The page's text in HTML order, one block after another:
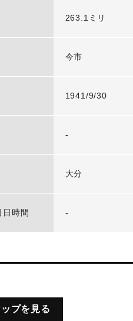
263.1ミリ
今市
1941/9/30
-
大分
時間 -
プを見る